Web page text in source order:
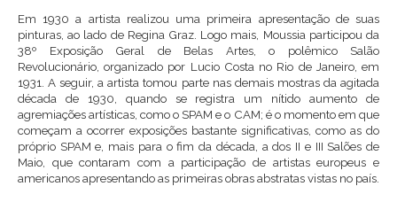
Em 1930 a artista realizou uma primeira apresentação de suas
pinturas, ao lado de Regina Graz. Logo mais, Moussia participou da
38º Exposição Geral de Belas Artes, o polêmico Salão
Revolucionário, organizado por Lucio Costa no Rio de Janeiro, em
1931. A seguir, a artista tomou parte nas demais mostras da agitada
década de 1930, quando se registra um nítido aumento de
agremiações artísticas, como o SPAM e o CAM; é o momento em que
começam a ocorrer exposições bastante significativas, como as do
próprio SPAM e, mais para o fim da década, a dos II e III Salões de
Maio, que contaram com a participação de artistas europeus e
americanos apresentando as primeiras obras abstratas vistas no país.